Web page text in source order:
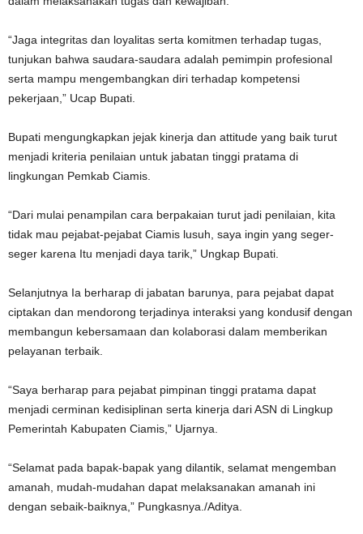
“Jaga integritas dan loyalitas serta komitmen terhadap tugas,
tunjukan bahwa saudara-saudara adalah pemimpin profesional
serta mampu mengembangkan diri terhadap kompetensi
pekerjaan,” Ucap Bupati.
Bupati mengungkapkan jejak kinerja dan attitude yang baik turut
menjadi kriteria penilaian untuk jabatan tinggi pratama di
lingkungan Pemkab Ciamis.
“Dari mulai penampilan cara berpakaian turut jadi penilaian, kita
tidak mau pejabat-pejabat Ciamis lusuh, saya ingin yang seger-
seger karena Itu menjadi daya tarik,” Ungkap Bupati.
Selanjutnya Ia berharap di jabatan barunya, para pejabat dapat
ciptakan dan mendorong terjadinya interaksi yang kondusif dengan
membangun kebersamaan dan kolaborasi dalam memberikan
pelayanan terbaik.
“Saya berharap para pejabat pimpinan tinggi pratama dapat
menjadi cerminan kedisiplinan serta kinerja dari ASN di Lingkup
Pemerintah Kabupaten Ciamis,” Ujarnya.
“Selamat pada bapak-bapak yang dilantik, selamat mengemban
amanah, mudah-mudahan dapat melaksanakan amanah ini
dengan sebaik-baiknya,” Pungkasnya./Aditya.